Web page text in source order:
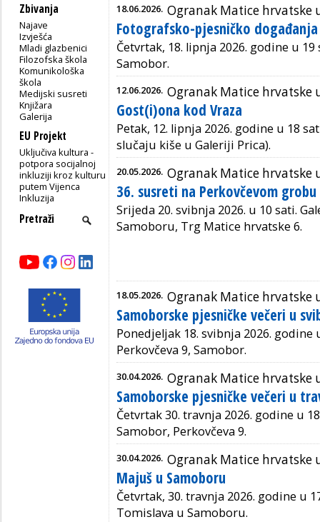
Zbivanja
Najave
Izvješća
Mladi glazbenici
Filozofska škola
Komunikološka
škola
Medijski susreti
Knjižara
Galerija
EU Projekt
Uključiva kultura -
potpora socijalnoj
inkluziji kroz kulturu
putem Vijenca
Inkluzija
18.06.2026. Ogranak Matice hrvatske
Fotografsko-pjesničko
Četvrtak, 18. lipnja 2026. godine u
Samobor.
12.06.2026. Ogranak Matice hrvatske
Gost(i)ona kod Vraza
Petak, 12. lipnja 2026. godine u 18
slučaju kiše u Galeriji Prica).
20.05.2026. Ogranak Matice hrvatske
36. susreti na Perkovčevom grobu
Srijeda 20. svibnja 2026. u 10 sati.
Samoboru, Trg Matice hrvatske 6.
18.05.2026. Ogranak Matice hrvatske
Samoborske pjesničke večeri u
Ponedjeljak 18. svibnja 2026. godine
Perkovčeva 9, Samobor.
30.04.2026. Ogranak Matice hrvatske
Samoborske pjesničke večeri u
Četvrtak 30. travnja 2026. godine u
Samobor, Perkovčeva 9.
30.04.2026. Ogranak Matice hrvatske
Majuš u Samoboru
Četvrtak, 30. travnja 2026. godine u
Tomislava u Samoboru.